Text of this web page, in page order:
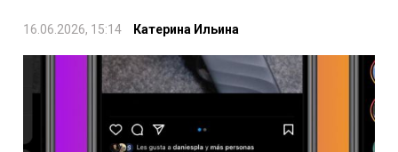
16.06.2026, 15:14 Катерина Ильина